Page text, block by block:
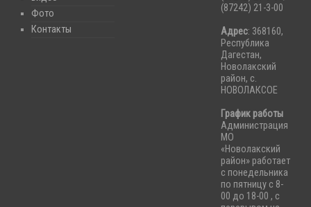
Фото
Контакты
(87242) 21-3-00
Адрес: 368160,
Республика
Дагестан,
Новолакский
район, с.
НОВОЛАКСОЕ
График работы
Администрация
МО
«Новолакский
район» работает
с понедельника
по пятницу с 8-
00 до 18-00 , с